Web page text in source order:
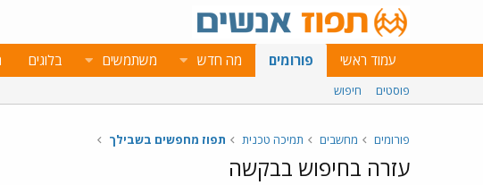
עמוד ראשי פורומים מה חדש משתמשים בלוגים
פוסטים חיפוש
פורומים מחשבים תמיכה טכנית תפוז מחפשים בשבילך
עזרה בחיפוש בבקשה